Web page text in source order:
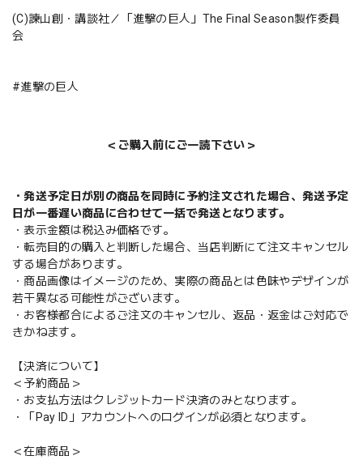
(C)諫山創・講談社／「進撃の巨人」The Final Season製作委員
会
#進撃の巨人
＜ご購入前にご一読下さい＞
・発送予定日が別の商品を同時に予約注文された場合、発送予定
日が一番遅い商品に合わせて一括で発送となります。
・表示金額は税込み価格です。
・転売目的の購入と判断した場合、当店判断にて注文キャンセル
する場合があります。
・商品画像はイメージのため、実際の商品とは色味やデザインが
若干異なる可能性がございます。
・お客様都合によるご注文のキャンセル、返品・返金はご対応で
きかねます。
【決済について】
＜予約商品＞
・お支払方法はクレジットカード決済のみとなります。
・「Pay ID」アカウントへのログインが必須となります。
＜在庫商品＞